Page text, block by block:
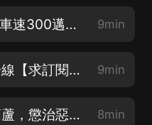
風流小農民 001 救人【車速300邁，VIP用戶刷卡處】 9min
風流小農民 002 命懸一線【求訂閱，求分享，求好評呀】 9min
風流小農民 003 得寶葫蘆，懲治惡人【播放每漲百萬，加更5集！】 8min